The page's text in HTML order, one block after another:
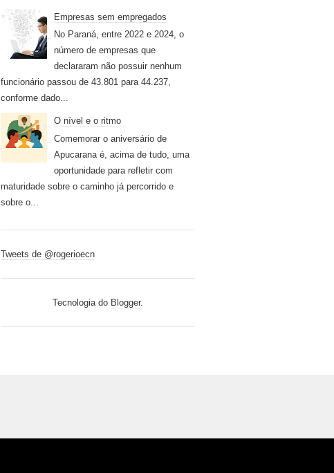
Empresas sem empregados
No Paraná, entre 2022 e 2024, o
número de empresas que
declararam não possuir nenhum
funcionário passou de 43.801 para 44.237,
conforme dado...
O nível e o ritmo
Comemorar o aniversário de
Apucarana é, acima de tudo, uma
oportunidade para refletir com
maturidade sobre o caminho já percorrido e
sobre o...
Tweets de @rogerioecn
Tecnologia do Blogger.